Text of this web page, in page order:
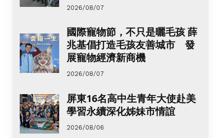
2026/08/07
國際寵物節，不只是曬毛孩 薛
兆基倡打造毛孩友善城市 發
展寵物經濟新商機
2026/08/07
屏東16名高中生青年大使赴美
學習永續深化姊妹市情誼
2026/08/06